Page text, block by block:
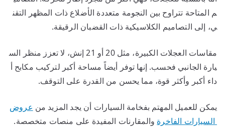
م المتاحة تتراوح بين النجومة متعددة الأضلاع ذات المظهر التقن
ي، إلى التصاميم الكلاسيكية ذات القضبان الرقيقة.
مقاسات العجلات الكبيرة، مثل 20 أو 21 إنش، لا تعزز منظر الس
يارة الجانبي فحسب. إنها توفر أيضاً مساحة أكبر لتركيب مكابح أ
داء أكبر وأكثر قوة، مما يحسن من القدرة على التوقف.
يمكن للعميل المهتم بفخامة السيارات أن يجد المزيد من عروض
السيارات الفاخرة والمقارنات المفيدة على منصات متخصصة.